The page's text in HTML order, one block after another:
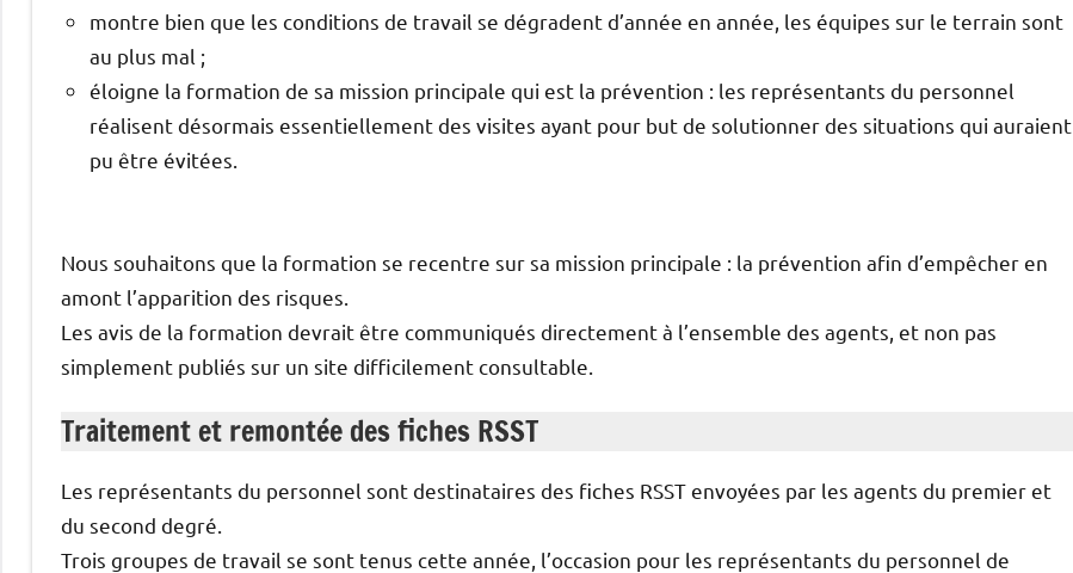
montre bien que les conditions de travail se dégradent d’année en année, les équipes sur le terrain sont
au plus mal ;
éloigne la formation de sa mission principale qui est la prévention : les représentants du personnel
réalisent désormais essentiellement des visites ayant pour but de solutionner des situations qui auraient
pu être évitées.
Nous souhaitons que la formation se recentre sur sa mission principale : la prévention afin d’empêcher en
amont l’apparition des risques.
Les avis de la formation devrait être communiqués directement à l’ensemble des agents, et non pas
simplement publiés sur un site difficilement consultable.
Traitement et remontée des fiches RSST
Les représentants du personnel sont destinataires des fiches RSST envoyées par les agents du premier et
du second degré.
Trois groupes de travail se sont tenus cette année, l’occasion pour les représentants du personnel de